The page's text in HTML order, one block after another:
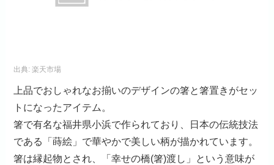
出典:楽天市場
上品でおしゃれなお揃いのデザインの箸と箸置きがセッ
トになったアイテム。
箸で有名な福井県小浜で作られており、日本の伝統技法
である「蒔絵」で華やかで美しい柄が描かれています。
箸は縁起物とされ、「幸せの橋(箸)渡し」という意味が